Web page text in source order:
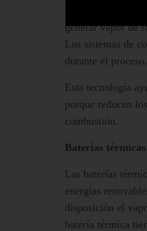
generar vapor de
Los sistemas de
durante el proceso.
Esta tecnología
porque reducen
combustión.
Baterías
Las baterías
energías
disposición el
batería térmica